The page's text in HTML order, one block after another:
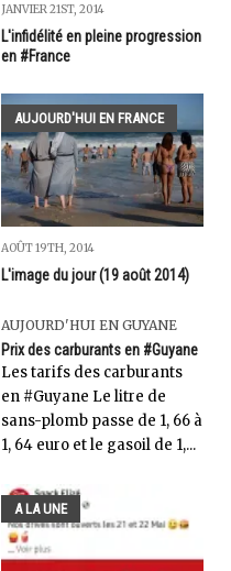
JANVIER 21ST, 2014
L'infidélité en pleine progression
en #France
AUJOURD'HUI EN FRANCE
AOÛT 19TH, 2014
L'image du jour (19 août 2014)
AUJOURD'HUI EN GUYANE
Prix des carburants en #Guyane
Les tarifs des carburants
en #Guyane Le litre de
sans-plomb passe de 1, 66 à
1, 64 euro et le gasoil de 1,...
A LA UNE